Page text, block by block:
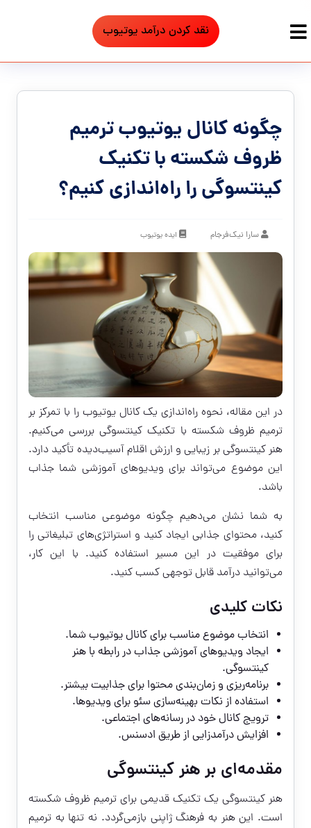
نقد کردن درآمد یوتیوب
چگونه کانال یوتیوب ترمیم
ظروف شکسته با تکنیک
کینتسوگی را راه‌اندازی کنیم؟
سارا نیک‌فرجام ایده یوتیوب
در این مقاله، نحوه راه‌اندازی یک کانال یوتیوب را با تمرکز بر
ترمیم ظروف شکسته با تکنیک کینتسوگی بررسی می‌کنیم.
هنر کینتسوگی بر زیبایی و ارزش اقلام آسیب‌دیده تأکید دارد.
این موضوع می‌تواند برای ویدیوهای آموزشی شما جذاب
باشد.
به شما نشان می‌دهیم چگونه موضوعی مناسب انتخاب
کنید، محتوای جذابی ایجاد کنید و استراتژی‌های تبلیغاتی را
برای موفقیت در این مسیر استفاده کنید. با این کار،
می‌توانید درآمد قابل توجهی کسب کنید.
نکات کلیدی
انتخاب موضوع مناسب برای کانال یوتیوب شما.
ایجاد ویدیوهای آموزشی جذاب در رابطه با هنر
کینتسوگی.
برنامه‌ریزی و زمان‌بندی محتوا برای جذابیت بیشتر.
استفاده از نکات بهینه‌سازی سئو برای ویدیوها.
ترویج کانال خود در رسانه‌های اجتماعی.
افزایش درآمدزایی از طریق ادسنس.
مقدمه‌ای بر هنر کینتسوگی
هنر کینتسوگی یک تکنیک قدیمی برای ترمیم ظروف شکسته
است. این هنر به فرهنگ ژاپنی بازمی‌گردد. نه تنها به ترمیم